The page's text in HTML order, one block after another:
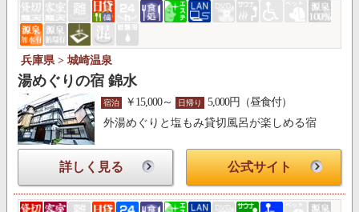
兵庫県 > 城崎温泉
湯めぐりの宿 錦水
宿泊 ￥15,000～ 日帰り
5,000円（昼食付）
外湯めぐりと塩もみ貸切風呂が楽しめる宿
詳しく見る 公式サイト